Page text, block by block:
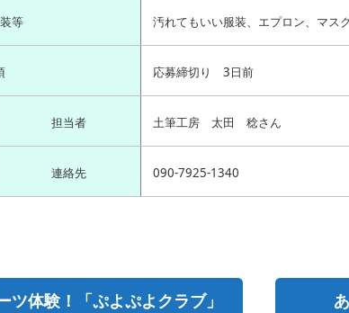
等 汚れてもいい服装、エプロン、マス
応募締切り 3日前
担当者 土筆工房 太田 稔さん
連絡先 090-7925-1340
ツ体験！「ぷよぷよクラブ」